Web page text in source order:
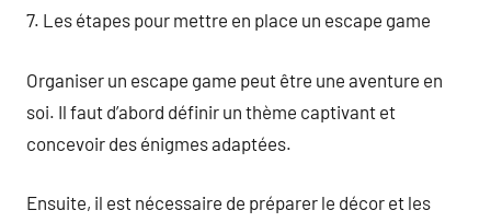
7. Les étapes pour mettre en place un escape game
Organiser un escape game peut être une aventure en
soi. Il faut d’abord définir un thème captivant et
concevoir des énigmes adaptées.
Ensuite, il est nécessaire de préparer le décor et les